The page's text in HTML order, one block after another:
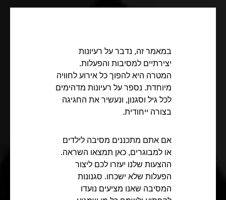
במאמר זה, נדבר על רעיונות
יצירתיים למסיבות והפעלות.
המטרה היא להפוך כל אירוע לחוויה
מיוחדת. נספר על רעיונות מדהימים
לכל גיל וסגנון, ונעשיר את החגיגה
בצורה ייחודית.
אם אתם מתכננים מסיבה לילדים
או למבוגרים, כאן תמצאו השראה.
ההצעות שלנו יעזרו לכם ליצור
הפעלות שלא ישכחו. סגנונות
המסיבה שאנו מציעים נועדו